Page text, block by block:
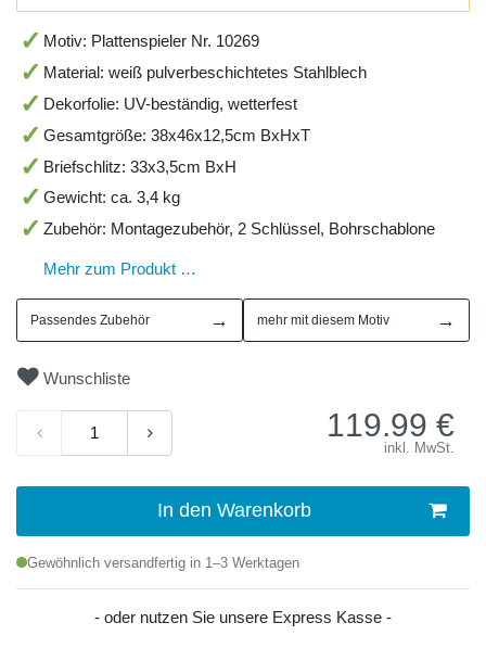
Motiv: Plattenspieler Nr. 10269
Material: weiß pulverbeschichtetes Stahlblech
Dekorfolie: UV-beständig, wetterfest
Gesamtgröße: 38x46x12,5cm BxHxT
Briefschlitz: 33x3,5cm BxH
Gewicht: ca. 3,4 kg
Zubehör: Montagezubehör, 2 Schlüssel, Bohrschablone
Mehr zum Produkt …
Passendes Zubehör → mehr mit diesem Motiv →
Wunschliste
119.99 €
inkl. MwSt.
In den Warenkorb
Gewöhnlich versandfertig in 1–3 Werktagen
- oder nutzen Sie unsere Express Kasse -